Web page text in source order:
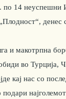
по 14 неуспешни
денес
и макотрпна
во Турција,
кај нас со
подари